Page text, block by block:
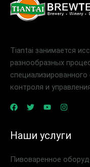
Tiantai занимается
разнообразных
контроля и
Наши услуги
Пивоваренное